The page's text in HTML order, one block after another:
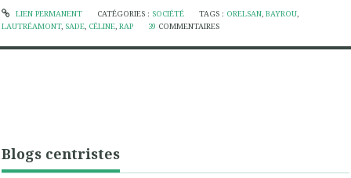
Blogs centristes
LIEN PERMANENT CATÉGORIES : SOCIÉTÉ TAGS : ORELSAN,BAYROU,
LAUTRÉAMONT, SADE, CÉLINE, RAP 39 COMMENTAIRES